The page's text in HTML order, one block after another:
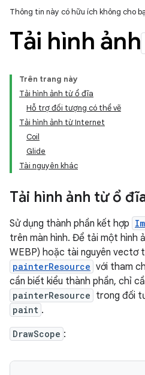
Thông tin này có hữu ích không cho
Tải hình ảnh
Trên trang này
Tải hình ảnh từ ổ đĩa
Hỗ trợ đối tượng có thể vẽ
Tải hình ảnh từ Internet
Coil
Glide
Tài nguyên khác
Tải hình ảnh từ ổ
Sử dụng thành phần kết hợp
trên màn hình. Để tải một hình
WEBP) hoặc tài nguyên vectơ
painterResource với tham
cần biết kiểu thành phần, chỉ
painterResource trong đối
paint .
DrawScope :